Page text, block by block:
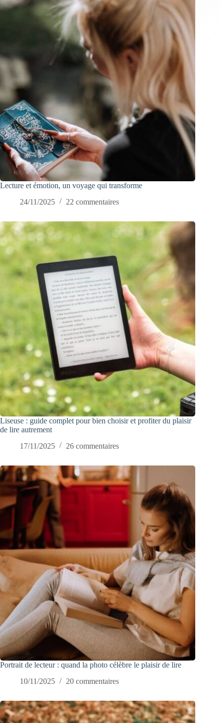
Lecture et émotion, un voyage qui transforme
24/11/2025
22 commentaires
Liseuse : guide complet pour bien choisir et profiter du plaisir
de lire autrement
17/11/2025
26 commentaires
Portrait de lecteur : quand la photo célèbre le plaisir de lire
10/11/2025
20 commentaires